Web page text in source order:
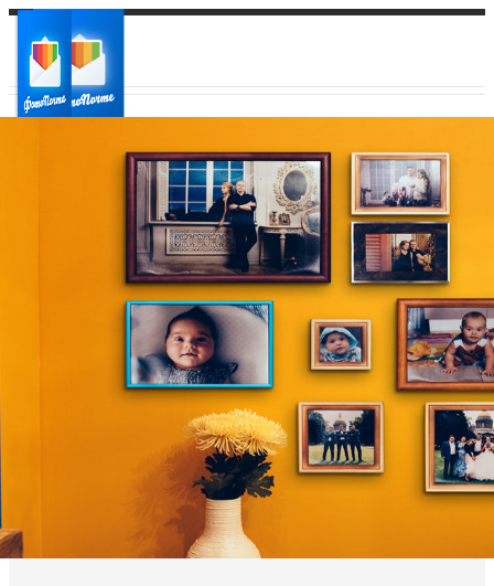
Ваш регион доставки
Выберите из списка: